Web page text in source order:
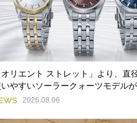
オリエント ストレット」より、直
やすいソーラークォーツモデル
2026.08.06